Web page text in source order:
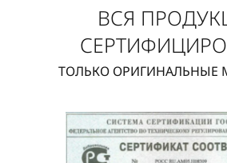
ВСЯ
ТОЛЬКО ОРИГИНАЛЬНЫЕ